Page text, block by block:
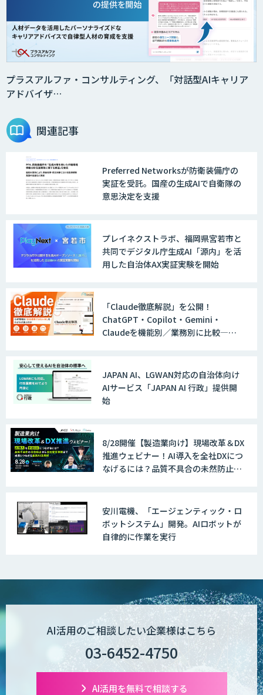
TexAIntelligence
Datatang AIデータ処理プラットフォー
ムサービス
ーションサービス
Rosette テキスト解析プラットフォーム
MatrixFlow
Click Navi
Sakura TALK
AI会話プラットフォームCAIWA
コンタクトセンター向け応対支援サービ
ス「AI Dig」
プラスアルファ・コンサルティング、「対話型AIキャリア
アドバイザ…
関連記事
Preferred Networksが防衛装備庁の
実証を受託。国産の生成AIで自衛隊の
意思決定を支援
プレイネクストラボ、福岡県宮若市と
共同でデジタル庁生成AI「源内」を活
用した自治体AX実証実験を開始
「Claude徹底解説」を公開！
ChatGPT・Copilot・Gemini・
Claudeを機能別／業務別に比較―自
JAPAN AI、LGWAN対応の自治体向け
AIサービス「JAPAN AI 行政」提供開
始
8/28開催【製造業向け】現場改革＆DX
推進ウェビナー！AI導入を全社DXにつ
なげるには？品質不具合の未然防止か
安川電機、「エージェンティック・ロ
ボットシステム」開発。AIロボットが
自律的に作業を実行
AI活用のご相談したい企業様はこちら
03-6452-4750
AI活用を無料で相談する